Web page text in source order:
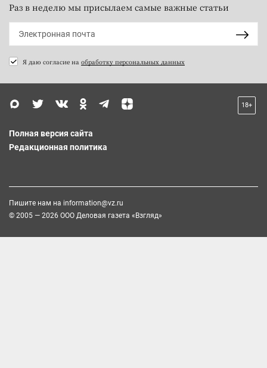
Раз в неделю мы присылаем самые важные статьи
Я даю согласие на обработку персональных данных
18+
Полная версия сайта
Редакционная политика
Пишите нам на information@vz.ru
© 2005 — 2026 ООО Деловая газета «Взгляд»